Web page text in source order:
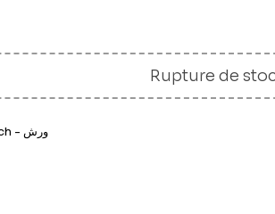
Rupture de
Warch - ورش